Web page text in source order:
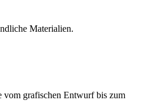
Materialien.
vom grafischen Entwurf bis zum